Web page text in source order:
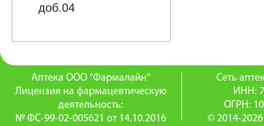
доб.04
Аптека ООО "Фармалайн"
Лицензия на фармацевтическую
деятельность:
№ ФС-99-02-005621 от 14.10.2016
Сеть
ИНН:
ОГРН:
© 2014-